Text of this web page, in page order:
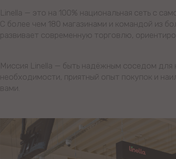
Linella — это на 100% национальная сеть с
С более чем 180 магазинами и командой из
развивает современную торговлю,
Миссия Linella — быть надёжным соседом для
необходимости, приятный опыт покупок и
вами.